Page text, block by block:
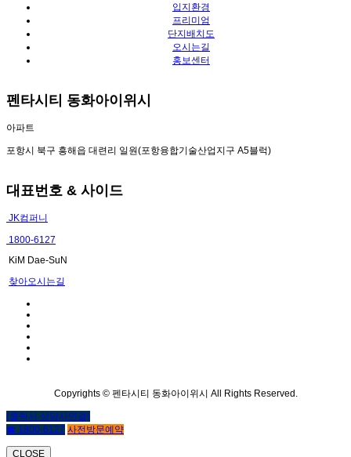
입지환경
프리미엄
단지배치도
오시는길
홍보센터
펜타시티 동화아이위시
아파트
포항시 북구 흥해읍 대련리 일원(포항융합기술산업지구 A5블럭)
대표번호 & 사이드
JK컴퍼니
1800-6127
KiM Dae-SuN
찾아오시는길
Copyrights © 펜타시티 동화아이위시 All Rights Reserved.
(클릭시 상담사연결)
☎ 1800-6127 사전방문예약
CLOSE